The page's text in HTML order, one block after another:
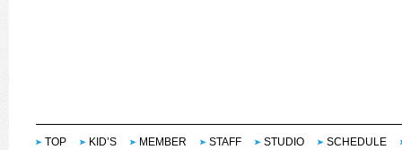
TOP KID’S MEMBER STAFF STUDIO SCHEDULE